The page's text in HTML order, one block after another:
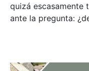
quizá escasamente
ante la pregunta: